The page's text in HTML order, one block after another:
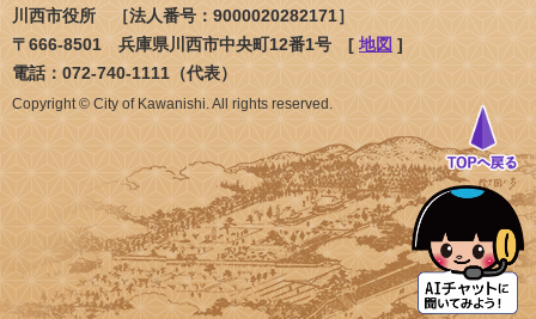
川西市役所 ［法人番号：9000020282171］
〒666-8501 兵庫県川西市中央町12番1号 [ 地図 ]
電話：072-740-1111（代表）
Copyright © City of Kawanishi. All rights reserved.